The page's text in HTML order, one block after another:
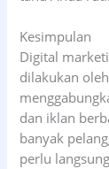
Kesimpulan
Digital
dilakukan
dan iklan
banyak
perlu